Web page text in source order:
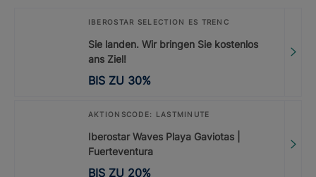
IBEROSTAR SELECTION ES TRENC
Sie landen. Wir bringen Sie kostenlos
ans Ziel!
BIS ZU 30%
AKTIONSCODE: LASTMINUTE
Iberostar Waves Playa Gaviotas |
Fuerteventura
BIS ZU 20%